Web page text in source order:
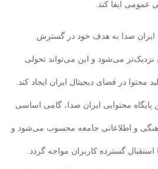
عمومی ایفا کند.
ایران صدا به هدف خود در گسترش
می‌شود و این می‌تواند تحولی
در فضای دیجیتال ایران ایجاد کند.
پایگاه محتوایی ایران صدا، گامی اساسی
و اطلاعاتی جامعه محسوب می‌شود و
استقبال گسترده کاربران مواجه گردد.